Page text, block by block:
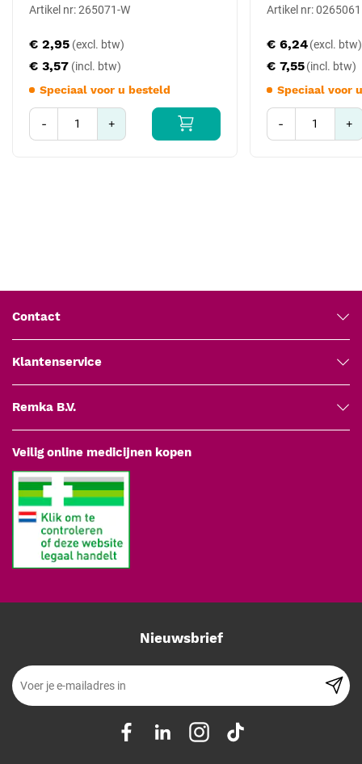
bijvoorbeeld worden gebruikt om schone en gebruikte instrumenten
patiëntgroepen een specifieke kleur toe te wijzen.
Hygiëne en sterilisatie
Het nierbekken is autoclavable tot 121 °C, wat betekent dat het
Artikel nr: 265071-W
€ 3,57
€ 2,95
Speciaal voor u besteld
- +
Artikel nr: 0265061
€ 7,55
€ 6,24
Speciaal voor
- +
Contact
Klantenservice
Remka B.V.
Veilig online medicijnen kopen
Nieuwsbrief